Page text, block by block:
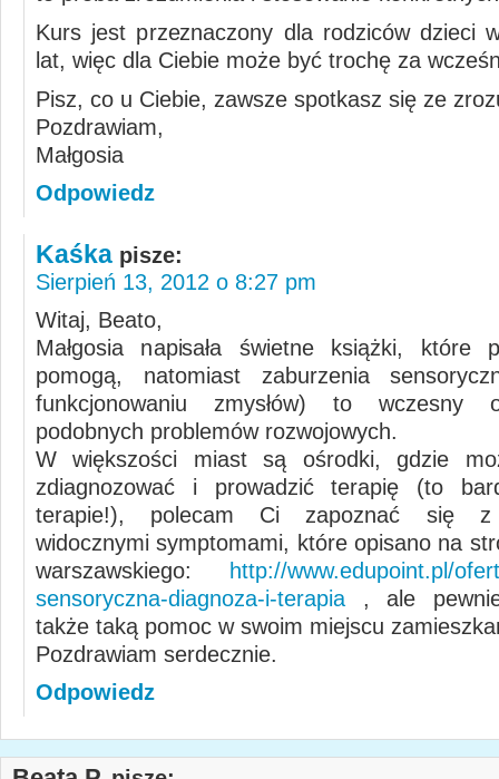
Kurs jest przeznaczony dla rodziców dzieci
lat, więc dla Ciebie może być trochę za
Pisz, co u Ciebie, zawsze spotkasz się ze
Pozdrawiam,
Małgosia
Odpowiedz
Kaśka pisze:
Sierpień 13, 2012 o 8:27 pm
Witaj, Beato,
Małgosia napisała świetne książki, które
pomogą, natomiast zaburzenia
funkcjonowaniu zmysłów) to wczesny
podobnych problemów rozwojowych.
W większości miast są ośrodki, gdzie
zdiagnozować i prowadzić terapię (to
terapie!), polecam Ci zapoznać się z
widocznymi symptomami, które opisano na
warszawskiego:
http://www.edupoint.pl/
sensoryczna-diagnoza-i-terapia , ale
także taką pomoc w swoim miejscu
Pozdrawiam serdecznie.
Odpowiedz